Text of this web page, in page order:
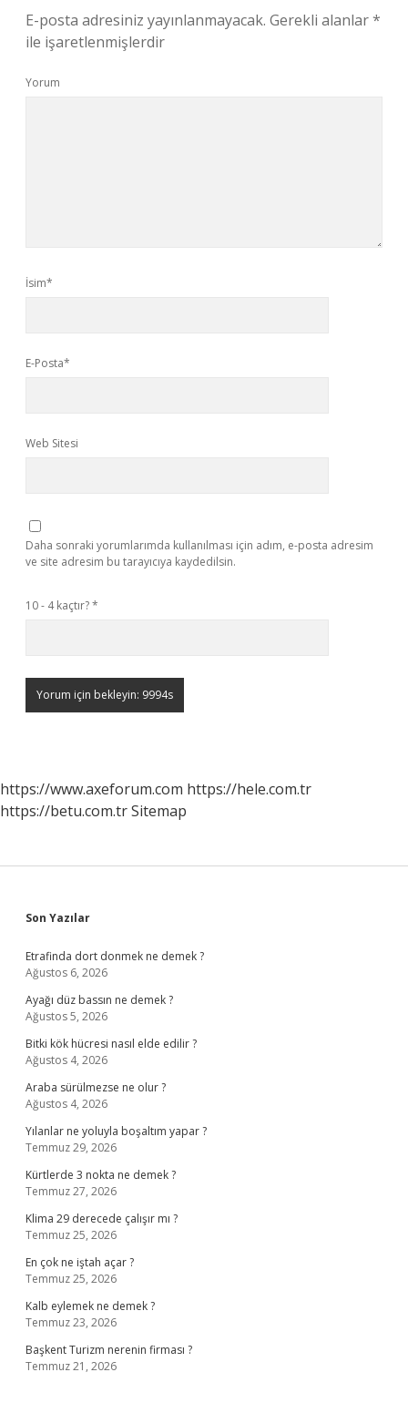
E-posta adresiniz yayınlanmayacak. Gerekli alanlar*
ile işaretlenmişlerdir
Yorum
İsim*
E-Posta*
Web Sitesi
Daha sonraki yorumlarımda kullanılması için adım, e-posta adresim
ve site adresim bu tarayıcıya kaydedilsin.
10 - 4 kaçtır?*
https://www.axeforum.com https://hele.com.tr
https://betu.com.trSitemap
Sidebar
Son Yazılar
Etrafinda dort donmek ne demek ?
Ağustos 6, 2026
Ayağı düz bassın ne demek ?
Ağustos 5, 2026
Bitki kök hücresi nasıl elde edilir ?
Ağustos 4, 2026
Araba sürülmezse ne olur ?
Ağustos 4, 2026
Yılanlar ne yoluyla boşaltım yapar ?
Temmuz 29, 2026
Kürtlerde 3 nokta ne demek ?
Temmuz 27, 2026
Klima 29 derecede çalışır mı ?
Temmuz 25, 2026
En çok ne iştah açar ?
Temmuz 25, 2026
Kalb eylemek ne demek ?
Temmuz 23, 2026
Başkent Turizm nerenin firması ?
Temmuz 21, 2026